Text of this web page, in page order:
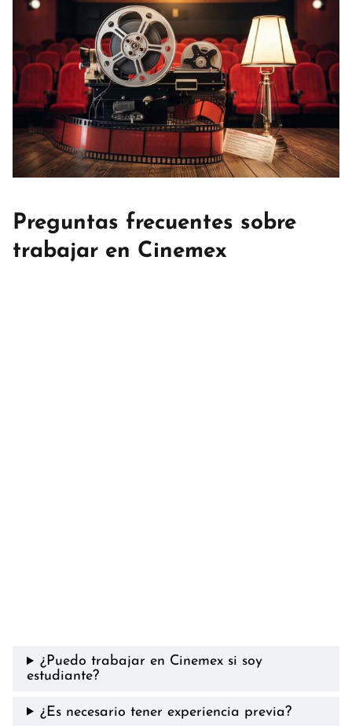
Preguntas frecuentes sobre
trabajar en Cinemex
¿Puedo trabajar en Cinemex si soy
estudiante?
¿Es necesario tener experiencia previa?